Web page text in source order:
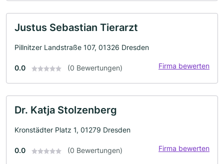
Justus Sebastian Tierarzt
Pillnitzer Landstraße 107, 01326 Dresden
0.0 (0 Bewertungen) Firma bewerten
Dr. Katja Stolzenberg
Kronstädter Platz 1, 01279 Dresden
0.0 (0 Bewertungen) Firma bewerten